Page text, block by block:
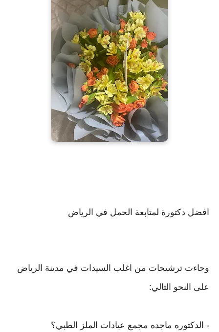
افضل دكتورة لمتابعة الحمل في الرياض
وجاءت ترشيحات من اغلب السيدات في مدينة الرياض
على النحو التالي:
- الدكتوره ماجده مجمع عيادات الملز الطبي؟